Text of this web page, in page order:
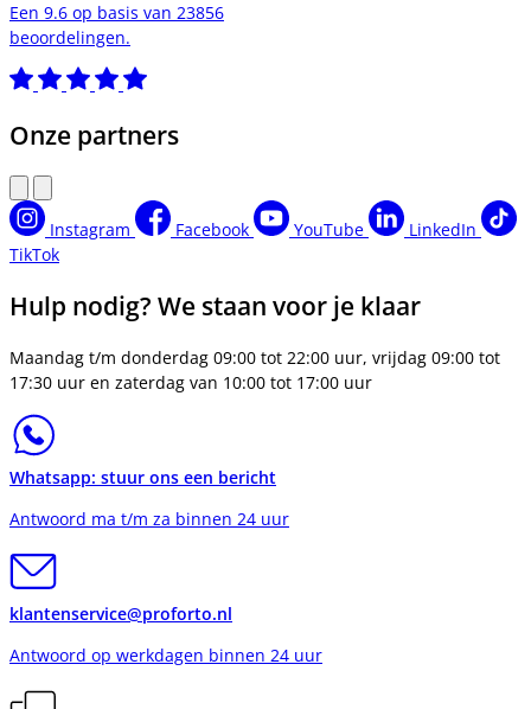
Een 9.6 op basis van 23856
beoordelingen.
Onze partners
Instagram Facebook YouTube
LinkedIn
TikTok
Hulp nodig? We staan voor je klaar
Maandag t/m donderdag 09:00 tot 22:00 uur, vrijdag 09:00 tot
17:30 uur en zaterdag van 10:00 tot 17:00 uur
Whatsapp: stuur ons een bericht
Antwoord ma t/m za binnen 24 uur
klantenservice@proforto.nl
Antwoord op werkdagen binnen 24 uur